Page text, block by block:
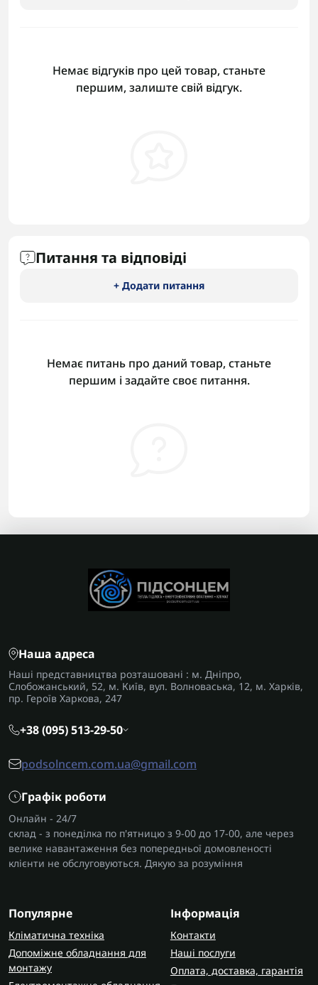
Немає відгуків про цей товар, станьте
першим, залиште свій відгук.
Питання та відповіді
+ Додати питання
Немає питань про даний товар, станьте
першим і задайте своє питання.
Наша адреса
Наші представництва розташовані : м. Дніпро,
Слобожанський, 52, м. Київ, вул. Волноваська, 12, м. Харків,
пр. Героїв Харкова, 247
+38 (095) 513-29-50
podsolncem.com.ua@gmail.com
Графік роботи
Онлайн - 24/7
склад - з понеділка по п'ятницю з 9-00 до 17-00, але через
велике навантаження без попередньої домовленості
клієнти не обслуговуються. Дякую за розуміння
Популярне
Кліматична техніка
Допоміжне обладнання для
монтажу
Інформація
Контакти
Наші послуги
Оплата, доставка, гарантія